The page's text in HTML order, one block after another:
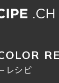
レシピ